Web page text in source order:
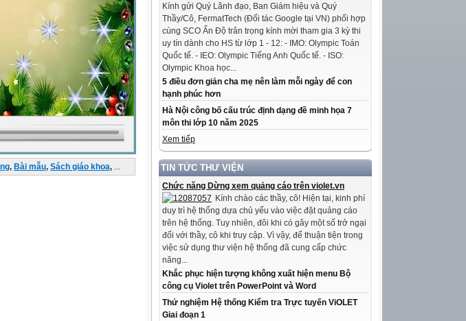
Kính gửi Quý Lãnh đạo, Ban Giám hiệu và Quý
Thầy/Cô, FermatTech (Đối tác Google tại VN) phối hợp
cùng SCO Ấn Độ trân trọng kính mời tham gia 3 kỳ thi
uy tín dành cho HS từ lớp 1 - 12: - IMO: Olympic Toán
Quốc tế. - IEO: Olympic Tiếng Anh Quốc tế. - ISO:
Olympic Khoa học...
5 điều đơn giản cha mẹ nên làm mỗi ngày để con
hạnh phúc hơn
Hà Nội công bố cấu trúc định dạng đề minh họa 7
môn thi lớp 10 năm 2025
Xem tiếp
TIN TỨC THƯ VIỆN
Chức năng Dừng xem quảng cáo trên violet.vn
Kính chào các thầy, cô! Hiện tại, kinh phí
duy trì hệ thống dựa chủ yếu vào việc đặt quảng cáo
trên hệ thống. Tuy nhiên, đôi khi có gây một số trở ngại
đối với thầy, cô khi truy cập. Vì vậy, để thuận tiện trong
việc sử dụng thư viện hệ thống đã cung cấp chức
năng...
Khắc phục hiện tượng không xuất hiện menu Bộ
công cụ Violet trên PowerPoint và Word
Thử nghiệm Hệ thống Kiểm tra Trực tuyến ViOLET
Giai đoạn 1
, Bài mẫu, Sách giáo khoa, ...